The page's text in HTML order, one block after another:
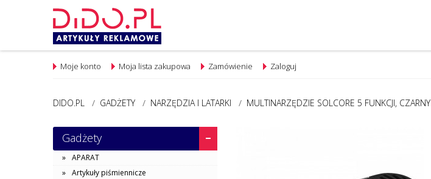
Zaloguj
Moje konto Moja lista zakupowa Zamówienie
DIDO.PL / GADŻETY / NARZĘDZIA I LATARKI / MULTINARZĘDZIE SOLCORE 5 FUNKCJI, CZARNY
Gadżety
APARAT
Artykuły piśmiennicze